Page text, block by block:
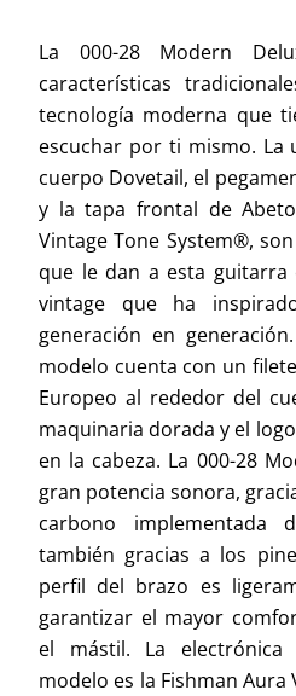
La 000-28 Modern
características
tecnología moderna que
escuchar por ti mismo. La
cuerpo Dovetail, el
y la tapa frontal de
Vintage Tone System®,
que le dan a esta guitarra
vintage que ha
generación en
modelo cuenta con un
Europeo al rededor del
maquinaria dorada y el
en la cabeza. La 000-28
gran potencia sonora,
carbono implementada
también gracias a los
perfil del brazo es
garantizar el mayor
el mástil. La
modelo es la Fishman Aura